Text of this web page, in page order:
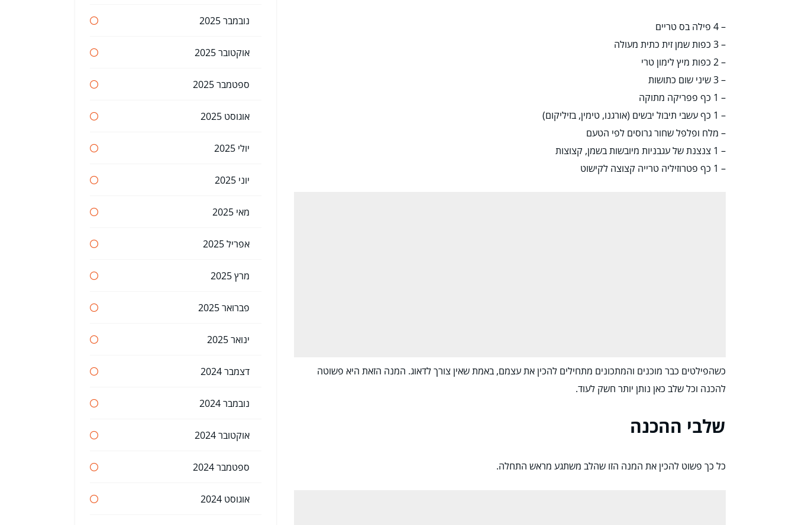
– 4 פילה בס טריים
– 3 כפות שמן זית כתית מעולה
– 2 כפות מיץ לימון טרי
– 3 שיני שום כתושות
– 1 כף פפריקה מתוקה
– 1 כף עשבי תיבול יבשים (אורגנו, טימין, בזיליקום)
– מלח ופלפל שחור גרוסים לפי הטעם
– 1 צנצנת של עגבניות מיובשות בשמן, קצוצות
– 1 כף פטרוזיליה טרייה קצוצה לקישוט
כשהפילטים כבר מוכנים והמתכונים מתחילים להכין את עצמם, באמת שאין צורך לדאוג. המנה הזאת היא פשוטה
להכנה וכל שלב כאן נותן יותר חשק לעוד.
שלבי ההכנה
כל כך פשוט להכין את המנה הזו שהלב משתגע מראש התחלה.
נובמבר 2025
אוקטובר 2025
ספטמבר 2025
אוגוסט 2025
יולי 2025
יוני 2025
מאי 2025
אפריל 2025
מרץ 2025
פברואר 2025
ינואר 2025
דצמבר 2024
נובמבר 2024
אוקטובר 2024
ספטמבר 2024
אוגוסט 2024